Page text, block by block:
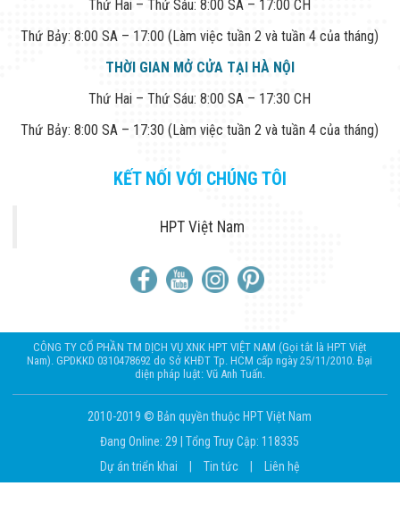
Thứ Hai – Thứ Sáu: 8:00 SA – 17:00 CH
Thứ Bảy: 8:00 SA – 17:00 (Làm việc tuần 2 và tuần 4 của tháng)
THỜI GIAN MỞ CỬA TẠI HÀ NỘI
Thứ Hai – Thứ Sáu: 8:00 SA – 17:30 CH
Thứ Bảy: 8:00 SA – 17:30 (Làm việc tuần 2 và tuần 4 của tháng)
KẾT NỐI VỚI CHÚNG TÔI
HPT Việt Nam
CÔNG TY CỔ PHẦN TM DỊCH VỤ XNK HPT VIỆT NAM (Gọi tắt là HPT Việt
Nam). GPDKKD 0310478692 do Sở KHĐT Tp. HCM cấp ngày 25/11/2010. Đại
diện pháp luật: Vũ Anh Tuấn.
2010-2019 © Bản quyền thuộc HPT Việt Nam
Đang Online: 29 |Tổng Truy Cập: 118335
Dự án triển khai
Tin tức Liên hệ